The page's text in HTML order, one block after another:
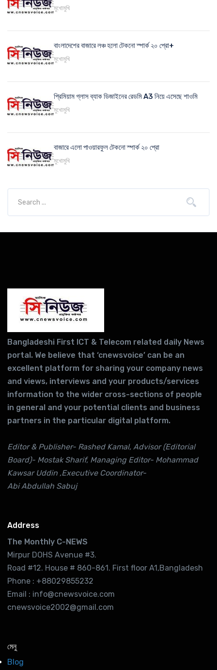
মুখোমুখি
বাংলাদেশের বাজারে লঞ্চ হলো টেকনো স্পার্ক ২০ প্রো+
মুখোমুখি
প্রিমিয়াম গ্লাস ব্যাক ডিজাইনের রেডমি A3 নিয়ে এসেছে শাওমি
মুখোমুখি
বাজারে এলো পাওয়ারফুল টেকনো স্পার্ক ২০ প্রো
মুখোমুখি
Bangladeshi First ICT & Telecom related daily News
portal. We believe that ‘cnewsvoice’ can be an
excellent platform for sharing your company news
and views, interviews and your products/services
information to the wider cross-sections of people
in general and your potential clients and business
partners in the particular digital platform.
Editor & Publisher- Rashed Kamal, Advisor (Editorial
Board)- Mostak Sharif, Managing Editor- Mohammad
Kawsar Uddin ,Executive Coordinator-
Abi Abdullah Sabuj
Address
The Monthly C-NEWS
Mirpur DOHS Avenue #3.
Road #12. House # 860-861. First floor A1,Bangladesh
Phone : +88029855232
Email : info@cnewsvoice.com
cnewsvoice2002@gmail.com
মেনু
Blog